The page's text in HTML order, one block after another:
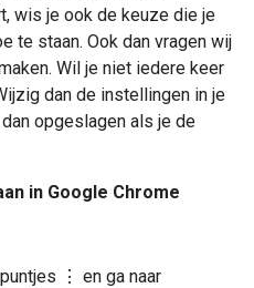
wis je ook de keuze die je
te staan. Ook dan vragen wij
Wil je niet iedere keer
dan de instellingen in je
opgeslagen als je de
in Google Chrome
⋮ en ga naar